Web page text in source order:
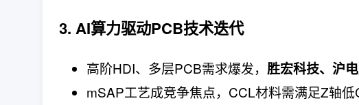
3. AI算力驱动PCB技术迭代
高阶HDI、多层PCB需求爆发， 胜宏科技、沪
mSAP工艺成竞争焦点，CCL材料需满足Z轴低